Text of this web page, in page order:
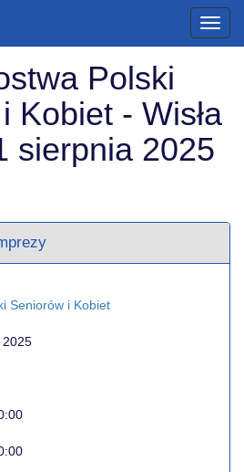
Polski
Kobiet - Wisła
sierpnia 2025
Seniorów i Kobiet
2025